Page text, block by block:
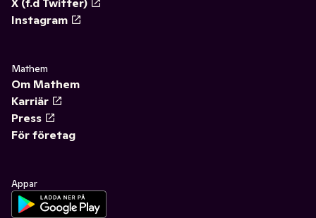
X (f.d Twitter)
Instagram
Mathem
Om Mathem
Karriär
Press
För företag
Appar